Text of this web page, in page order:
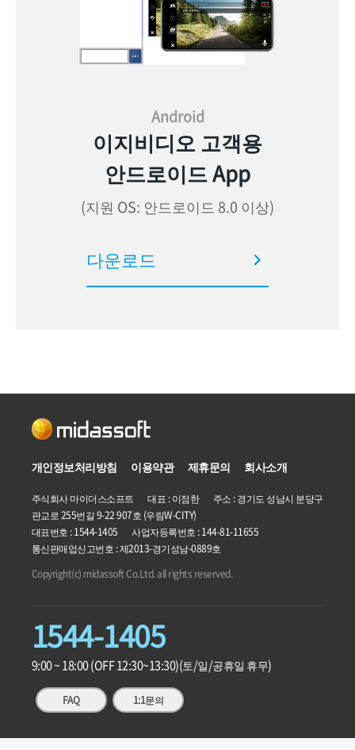
Android
이지비디오 고객용
안드로이드 App
(지원 OS: 안드로이드 8.0 이상)
다운로드
개인정보처리방침 이용약관 제휴문의 회사소개
주식회사 마이더스소프트 대표 : 이점한 주소 : 경기도 성남시 분당구
판교로 255번길 9-22 907호 (우림W-CITY)
대표번호 : 1544-1405 사업자등록번호 :144-81-11655
통신판매업신고번호 : 제2013-경기성남-0889호
Copyright(c) midassoft Co.Ltd. all rights reserved.
1544-1405
9:00 ~ 18:00 (OFF 12:30~13:30)(토/일/공휴일 휴무)
FAQ 1:1문의